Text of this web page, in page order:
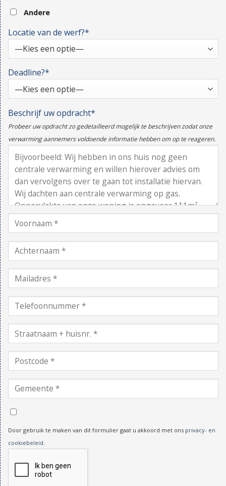
Andere
Locatie van de werf?*
Deadline?*
Beschrijf uw opdracht*
Probeer uw opdracht zo gedetailleerd mogelijk te beschrijven zodat onze
verwarming aannemers voldoende informatie hebben om op te reageren.
Door gebruik te maken van dit formulier gaat u akkoord met ons privacy- en
cookiebeleid.